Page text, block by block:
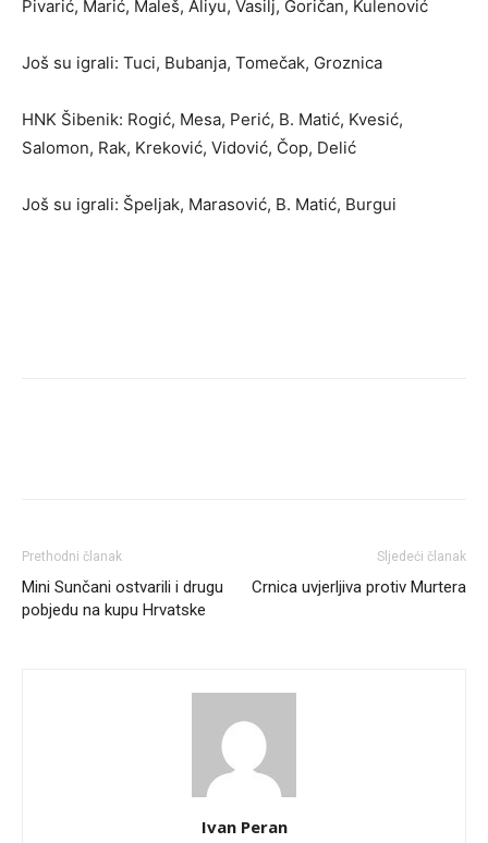
Pivarić, Marić, Maleš, Aliyu, Vasilj, Goričan, Kulenović
Još su igrali: Tuci, Bubanja, Tomečak, Groznica
HNK Šibenik: Rogić, Mesa, Perić, B. Matić, Kvesić,
Salomon, Rak, Kreković, Vidović, Čop, Delić
Još su igrali: Špeljak, Marasović, B. Matić, Burgui
Prethodni članak
Mini Sunčani ostvarili i drugu
pobjedu na kupu Hrvatske
Sljedeći članak
Crnica uvjerljiva protiv Murtera
Ivan Peran